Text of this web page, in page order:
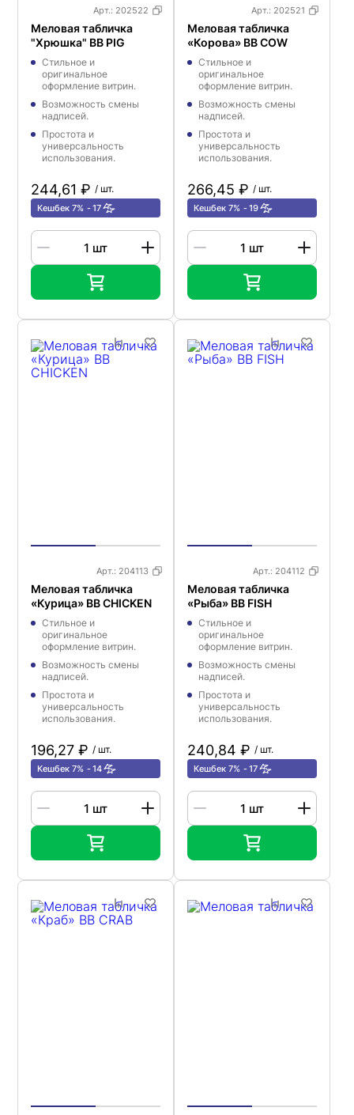
Арт.: 202522
Меловая табличка
"Хрюшка" BB PIG
Стильное и
оригинальное
оформление витрин.
Возможность смены
надписей.
Простота и
универсальность
использования.
244,61 ₽ / шт.
Кешбек 7% 17
Арт.: 202521
Меловая табличка
«Корова» BB COW
Стильное и
оригинальное
оформление витрин.
Возможность смены
надписей.
Простота и
универсальность
использования.
266,45 ₽ / шт.
Кешбек 7% 19
Арт.: 204113
Меловая табличка
«Курица» BB CHICKEN
Стильное и
оригинальное
оформление витрин.
Возможность смены
надписей.
Простота и
универсальность
использования.
196,27 ₽ / шт.
Кешбек 7% 14
Арт.: 204112
Меловая табличка
«Рыба» BB FISH
Стильное и
оригинальное
оформление витрин.
Возможность смены
надписей.
Простота и
универсальность
использования.
240,84 ₽ / шт.
Кешбек 7% 17